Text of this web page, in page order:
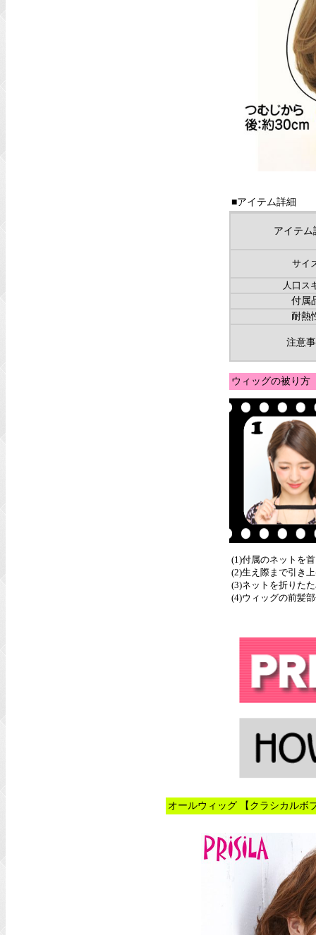
■アイテム詳細
アイテ
サイ
人口ス
付属
耐熱
注意
ウィッグの被り方
(1)付属のネットを
(2)生え際まで引き
(3)ネットを折りた
(4)ウィッグの前髪
オールウィッグ 【クラシカルボ